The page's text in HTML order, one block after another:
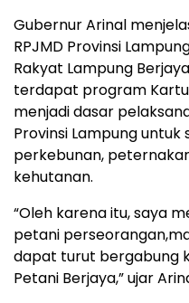
Gubernur Arinal
RPJMD Provinsi
Rakyat Lampung
terdapat program Kartu
menjadi dasar
Provinsi Lampung
perkebunan,
kehutanan.
“Oleh karena itu, saya
petani
dapat turut bergabung
Petani Berjaya,” ujar